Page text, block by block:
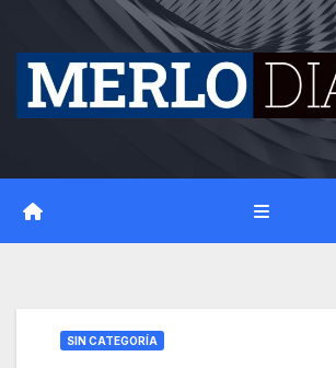
content
SIN CATEGORÍA